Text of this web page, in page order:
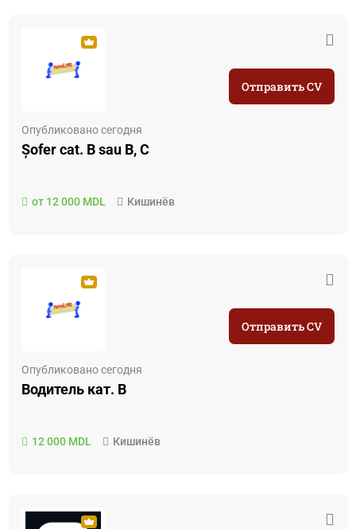
Опубликовано сегодня
Șofer cat. B sau B, C
от 12 000 MDL Кишинёв
Отправить CV
Опубликовано сегодня
Водитель кат. B
12 000 MDL Кишинёв
Отправить CV